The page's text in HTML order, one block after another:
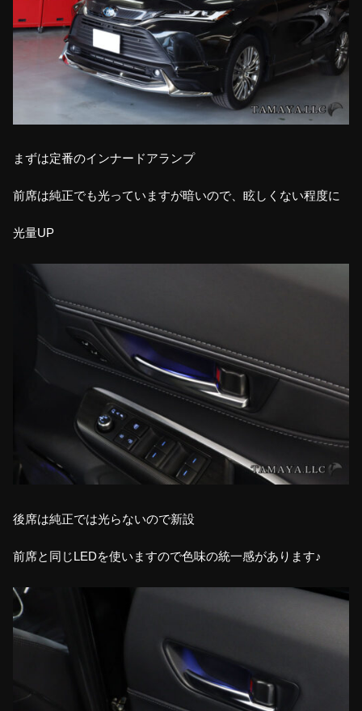
まずは定番のインナードアランプ
前席は純正でも光っていますが暗いので、眩しくない程度に
光量UP
後席は純正では光らないので新設
前席と同じLEDを使いますので色味の統一感があります♪